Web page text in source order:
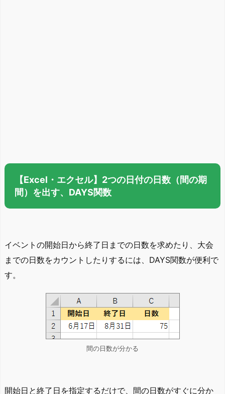
【Excel・エクセル】2つの日付の日数（間の期
間）を出す、DAYS関数
イベントの開始日から終了日までの日数を求めたり、大会
までの日数をカウントしたりするには、DAYS関数が便利で
す。
間の日数が分かる
開始日と終了日を指定するだけで、間の日数がすぐに分か